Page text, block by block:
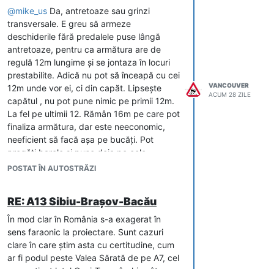
@mike_us Da, antretoaze sau grinzi
transversale. E greu să armeze
deschiderile fără predalele puse lângă
antretoaze, pentru ca armătura are de
regulă 12m lungime și se jontaza în locuri
prestabilite. Adică nu pot să înceapă cu cei
12m unde vor ei, ci din capăt. Lipsește
capătul , nu pot pune nimic pe primii 12m.
La fel pe ultimii 12. Rămân 16m pe care pot
finaliza armătura, dar este neeconomic,
neeficient să facă așa pe bucăți. Pot
pregăti barele și pune deja pe cele
transversale, dar nu tot.
POSTAT ÎN AUTOSTRĂZI
VANCOUVER
ACUM 28 ZILE
RE: A13 Sibiu-Brașov-Bacău
În mod clar în România s-a exagerat în
sens faraonic la proiectare. Sunt cazuri
clare în care știm asta cu certitudine, cum
ar fi podul peste Valea Sărată de pe A7, cel